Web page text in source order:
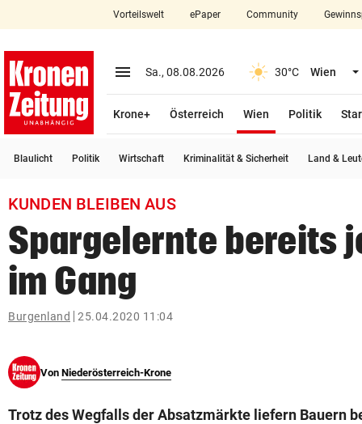
closeSchließen
account_circle Anmelden
arrow_right
search
Suchbegriff
eingeben
© Krone Multimedia GmbH & Co KG 2026
Vorteilswelt ePaper Community
menu Menü aufklappen
Sa., 08.08.2026 30°C Wien
Krone+ Österreich Wien
Politik
Blaulicht Politik Wirtschaft Kriminalität & Sicherheit Land &
KUNDEN BLEIBEN AUS
Spargelernte bereits
im Gang
Burgenland 25.04.2020 11:04
Von Niederösterreich-Krone
Trotz des Wegfalls der Absatzmärkte liefern Bauern